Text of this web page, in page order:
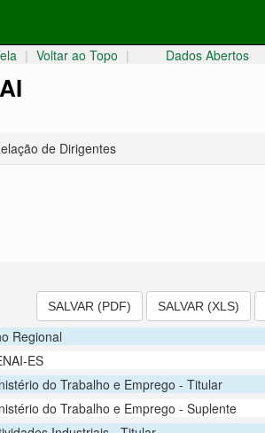
| Voltar ao Topo | Dados Abertos
de Dirigentes
SALVAR (PDF) SALVAR (XLS)
Regional
ES
do Trabalho e Emprego - Titular
do Trabalho e Emprego - Suplente